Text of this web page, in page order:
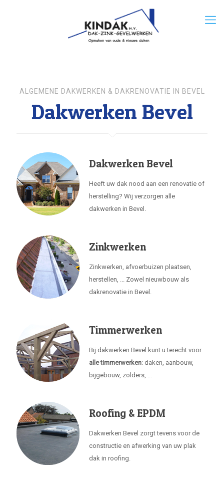
ALGEMENE DAKWERKEN & DAKRENOVATIE IN BEVEL
Dakwerken Bevel
Dakwerken Bevel
Heeft uw dak nood aan een renovatie of
herstelling? Wij verzorgen alle
dakwerken in Bevel.
Zinkwerken
Zinkwerken, afvoerbuizen plaatsen,
herstellen, ... Zowel nieuwbouw als
dakrenovatie in Bevel.
Timmerwerken
Bij dakwerken Bevel kunt u terecht voor
alle timmerwerken: daken, aanbouw,
bijgebouw, zolders, ...
Roofing & EPDM
Dakwerken Bevel zorgt tevens voor de
constructie en afwerking van uw plak
dak in roofing.